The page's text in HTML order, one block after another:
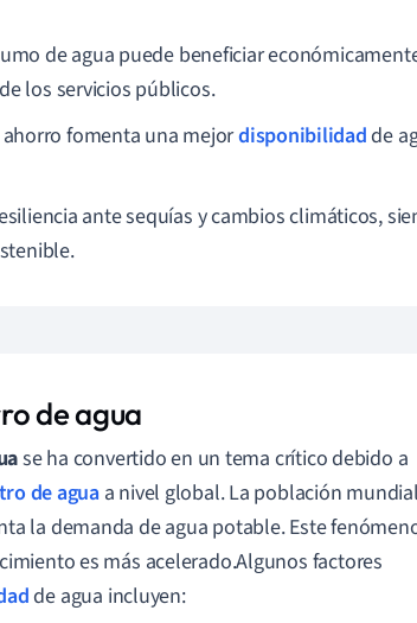
de agua puede beneficiar
los servicios públicos.
fomenta una mejordisponibilidadde
ante sequías y cambios climáticos,
de agua
se ha convertido en un tema crítico debido a
de aguaa nivel global. La población mundial
la demanda de agua potable. Este
es más acelerado.Algunos factores
de agua incluyen: